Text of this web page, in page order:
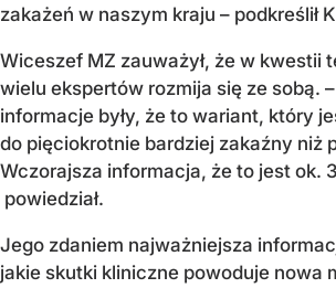
zakażeń w naszym kraju – podkreślił
Wiceszef MZ zauważył, że w kwestii
wielu ekspertów rozmija się ze sobą.
informacje były, że to wariant, który
do pięciokrotnie bardziej zakaźny niż
Wczorajsza informacja, że to jest ok.
powiedział.
Jego zdaniem najważniejsza
jakie skutki kliniczne powoduje nowa